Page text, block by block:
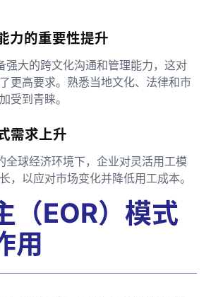
力的重要性提升
强大的跨文化沟通和管理能力，这对
更高要求。熟悉当地文化、法律和市
受到青睐。
需求上升
全球经济环境下，企业对灵活用工模
，以应对市场变化并降低用工成本。
（EOR）模式
用